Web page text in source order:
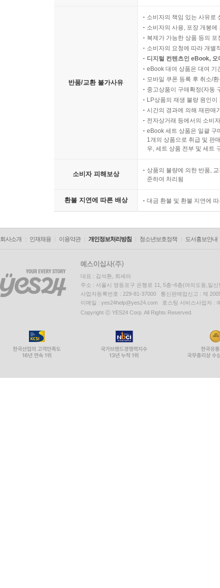
반품/교환 불가사유
소비자의 책임 있는 사유로
소비자의 사용, 포장 개봉
복제가 가능한 상품 등의
소비자의 요청에 따라 개별
디지털 컨텐츠인 eBook,
eBook 대여 상품은 대여 기
모바일 쿠폰 등록 후 취소/
중고상품이 구매확정(자동
LP상품의 재생 불량 원인
시간의 경과에 의해 재판매
전자상거래 등에서의 소비
eBook 세트 상품은 일괄 구
1개의 상품으로 취급 및 판
우, 세트 상품 전부 및 세트
소비자 피해보상
상품의 불량에 의한 반품,
준하여 처리됨
환불 지연에 따른 배상 대금 환불 및 환불 지연에
회사소개 인재채용 이용약관 개인정보처리방침 청소년보호정책 도서홍보안내
대표 : 김석환, 최세라
주소 : 서울시 영등포구 은행로 11, 5층~6층(여의도동,일신
사업자등록번호 : 229-81-37000 통신판매업신고 : 제
이메일 : yes24help@yes24.com 호스팅 서비스사업자 :
Copyright ⓒ YES24 Corp. All Rights Reserved.